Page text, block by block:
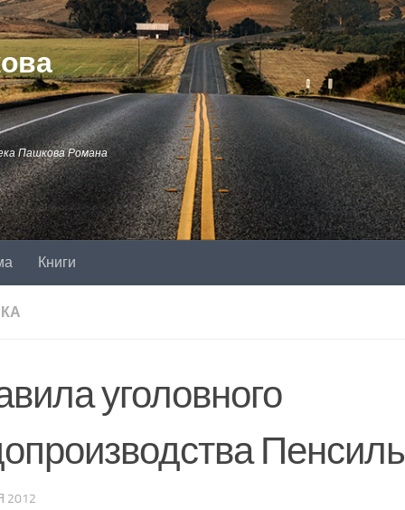
Пашкова Романа
Книги
уголовного
2012